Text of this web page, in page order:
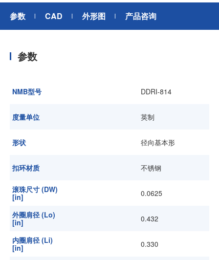
新闻
企业信息
加入我们
参数 CAD 外形图 产品咨询
参数
NMB型号 DDRI-814
度量单位 英制
形状 径向基本形
扣环材质 不锈钢
滚珠尺寸 (DW)
[in]
0.0625
外圈肩径 (Lo)
[in]
0.432
内圈肩径 (Li)
[in]
0.330